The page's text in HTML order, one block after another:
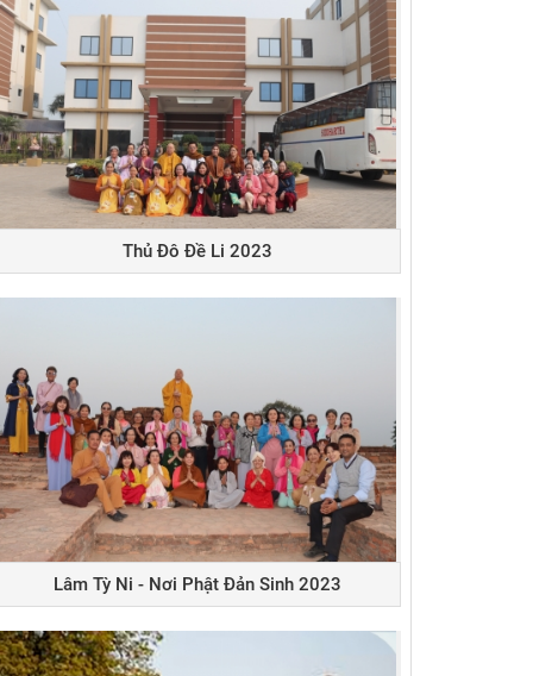
Thủ Đô Đề Li 2023
Lâm Tỳ Ni - Nơi Phật Đản Sinh 2023